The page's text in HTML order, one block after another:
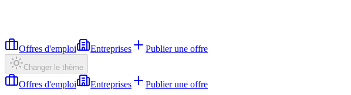
Offres d'emploi Entreprises Publier une offre
Changer le thème
Offres d'emploi Entreprises Publier une offre